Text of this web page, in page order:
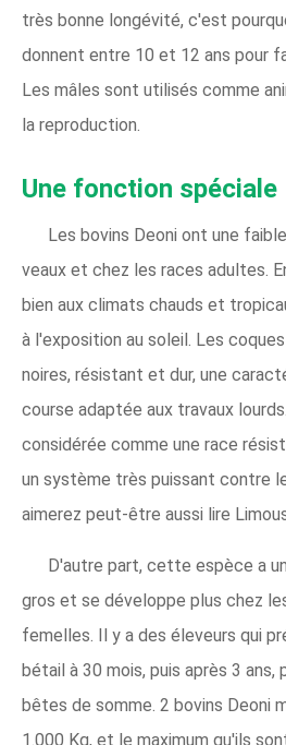
très bonne longévité, c'est
donnent entre 10 et 12 ans pour
Les mâles sont utilisés comme
la reproduction.
Une fonction spéciale
Les bovins Deoni ont une
veaux et chez les races adultes.
bien aux climats chauds et
à l'exposition au soleil. Les
noires, résistant et dur, une
course adaptée aux travaux
considérée comme une race
un système très puissant contre
aimerez peut-être aussi lire
D'autre part, cette espèce a
gros et se développe plus chez
femelles. Il y a des éleveurs qui
bétail à 30 mois, puis après 3
bêtes de somme. 2 bovins Deoni
1.000 Kg, et le maximum qu'ils